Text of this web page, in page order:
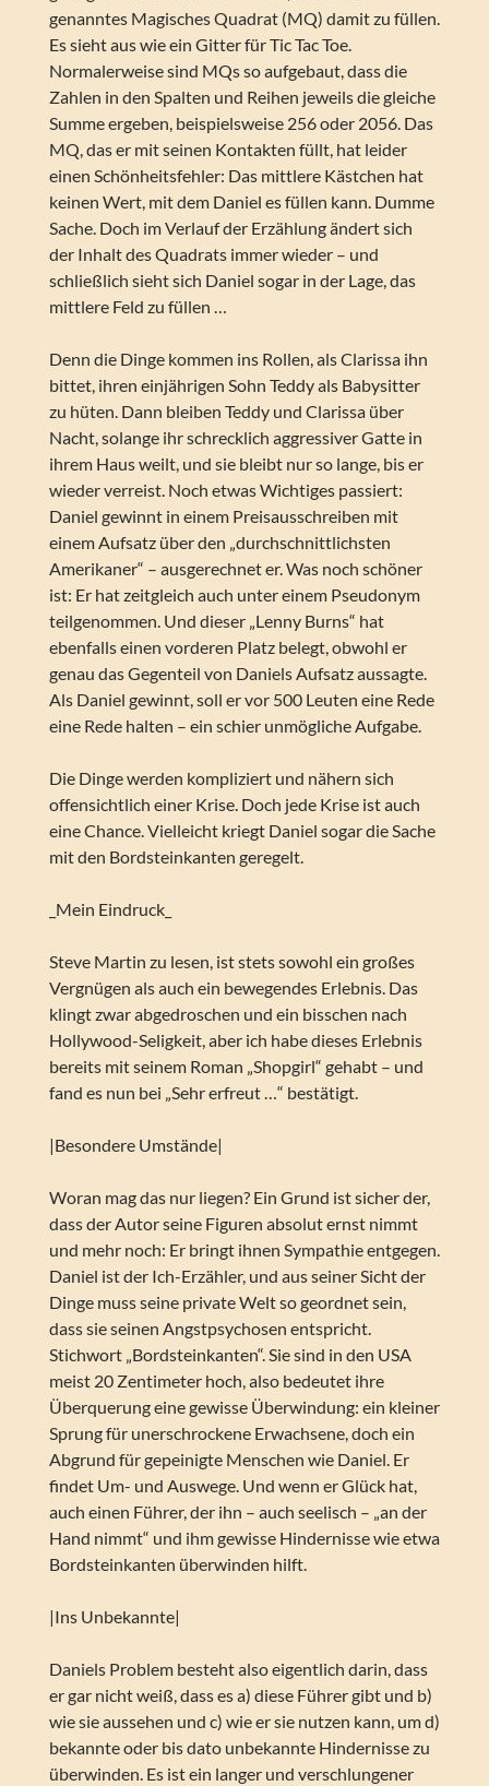
genanntes Magisches Quadrat (MQ) damit zu füllen.
Es sieht aus wie ein Gitter für Tic Tac Toe.
Normalerweise sind MQs so aufgebaut, dass die
Zahlen in den Spalten und Reihen jeweils die gleiche
Summe ergeben, beispielsweise 256 oder 2056. Das
MQ, das er mit seinen Kontakten füllt, hat leider
einen Schönheitsfehler: Das mittlere Kästchen hat
keinen Wert, mit dem Daniel es füllen kann. Dumme
Sache. Doch im Verlauf der Erzählung ändert sich
der Inhalt des Quadrats immer wieder – und
schließlich sieht sich Daniel sogar in der Lage, das
mittlere Feld zu füllen …
Denn die Dinge kommen ins Rollen, als Clarissa ihn
bittet, ihren einjährigen Sohn Teddy als Babysitter
zu hüten. Dann bleiben Teddy und Clarissa über
Nacht, solange ihr schrecklich aggressiver Gatte in
ihrem Haus weilt, und sie bleibt nur so lange, bis er
wieder verreist. Noch etwas Wichtiges passiert:
Daniel gewinnt in einem Preisausschreiben mit
einem Aufsatz über den „durchschnittlichsten
Amerikaner“ – ausgerechnet er. Was noch schöner
ist: Er hat zeitgleich auch unter einem Pseudonym
teilgenommen. Und dieser „Lenny Burns“ hat
ebenfalls einen vorderen Platz belegt, obwohl er
genau das Gegenteil von Daniels Aufsatz aussagte.
Als Daniel gewinnt, soll er vor 500 Leuten eine Rede
eine Rede halten – ein schier unmögliche Aufgabe.
Die Dinge werden kompliziert und nähern sich
offensichtlich einer Krise. Doch jede Krise ist auch
eine Chance. Vielleicht kriegt Daniel sogar die Sache
mit den Bordsteinkanten geregelt.
_Mein Eindruck_
Steve Martin zu lesen, ist stets sowohl ein großes
Vergnügen als auch ein bewegendes Erlebnis. Das
klingt zwar abgedroschen und ein bisschen nach
Hollywood-Seligkeit, aber ich habe dieses Erlebnis
bereits mit seinem Roman „Shopgirl“ gehabt – und
fand es nun bei „Sehr erfreut …“ bestätigt.
|Besondere Umstände|
Woran mag das nur liegen? Ein Grund ist sicher der,
dass der Autor seine Figuren absolut ernst nimmt
und mehr noch: Er bringt ihnen Sympathie entgegen.
Daniel ist der Ich-Erzähler, und aus seiner Sicht der
Dinge muss seine private Welt so geordnet sein,
dass sie seinen Angstpsychosen entspricht.
Stichwort „Bordsteinkanten“. Sie sind in den USA
meist 20 Zentimeter hoch, also bedeutet ihre
Überquerung eine gewisse Überwindung: ein kleiner
Sprung für unerschrockene Erwachsene, doch ein
Abgrund für gepeinigte Menschen wie Daniel. Er
findet Um- und Auswege. Und wenn er Glück hat,
auch einen Führer, der ihn – auch seelisch – „an der
Hand nimmt“ und ihm gewisse Hindernisse wie etwa
Bordsteinkanten überwinden hilft.
|Ins Unbekannte|
Daniels Problem besteht also eigentlich darin, dass
er gar nicht weiß, dass es a) diese Führer gibt und b)
wie sie aussehen und c) wie er sie nutzen kann, um d)
bekannte oder bis dato unbekannte Hindernisse zu
überwinden. Es ist ein langer und verschlungener